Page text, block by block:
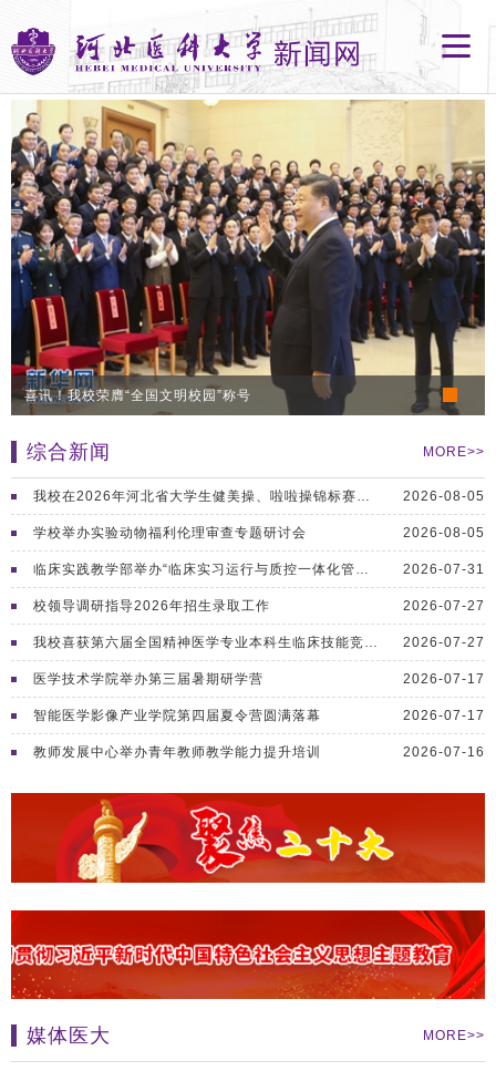
喜讯！我校荣膺“全国文明校园”称号
综合新闻 MORE>>
2026-08-05
我校在2026年河北省大学生健美操、啦啦操锦标赛中斩获两银一铜
2026-08-05
学校举办实验动物福利伦理审查专题研讨会
2026-07-31
临床实践教学部举办“临床实习运行与质控一体化管理”专题工作坊
2026-07-27
校领导调研指导2026年招生录取工作
2026-07-27
我校喜获第六届全国精神医学专业本科生临床技能竞赛一等奖
2026-07-17
医学技术学院举办第三届暑期研学营
2026-07-17
智能医学影像产业学院第四届夏令营圆满落幕
2026-07-16
教师发展中心举办青年教师教学能力提升培训
媒体医大 MORE>>